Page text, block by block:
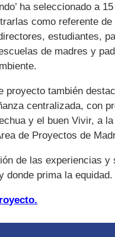
ha seleccionado a
como referente
estudiantes,
de madres y
proyecto también
centralizada, con
y el buen Vivir, a
de Proyectos de
de las experiencias
donde prima la equidad.